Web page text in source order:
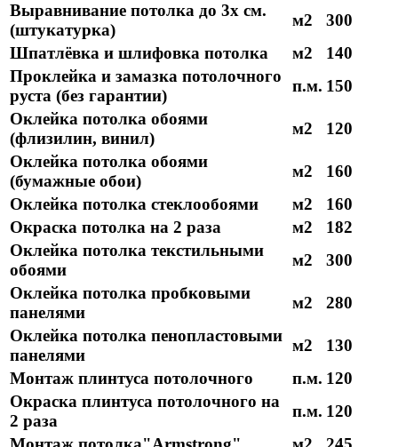
Выравнивание потолка до 3х см.
(штукатурка)
м2
300
Шпатлёвка и шлифовка потолка
м2
140
Проклейка и замазка потолочного
руста (без гарантии)
п.м. 150
Оклейка потолка обоями
(флизилин, винил)
м2
120
Оклейка потолка обоями
(бумажные обои)
м2
160
Оклейка потолка стеклообоями
м2
160
Окраска потолка на 2 раза
м2
182
Оклейка потолка текстильными
обоями
м2
300
Оклейка потолка пробковыми
панелями
м2
280
Оклейка потолка пенопластовыми
панелями
м2
130
Монтаж плинтуса потолочного
п.м. 120
Окраска плинтуса потолочного на
2 раза
п.м. 120